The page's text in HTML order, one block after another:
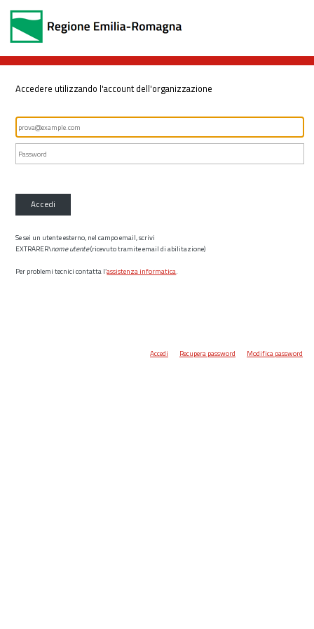
Accedere utilizzando l'account dell'organizzazione
Accedi
Se sei un utente esterno, nel campo email, scrivi
EXTRARER\nome utente(ricevuto tramite email di abilitazione)
Per problemi tecnici contatta l’assistenza informatica.
Accedi Recupera password Modifica password